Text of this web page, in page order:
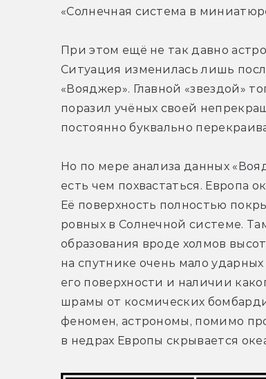
«Солнечная система в
При этом ещё не так давно
Ситуация изменилась лишь
«Вояджер». Главной «звездой»
поразил учёных своей
постоянно буквально
Но по мере анализа данных
есть чем похвастаться. Европа
Её поверхность полностью
ровных в Солнечной системе.
образования вроде холмов
на спутнике очень мало
его поверхности и наличии
шрамы от космических
феномен, астрономы, помимо
в недрах Европы скрывается